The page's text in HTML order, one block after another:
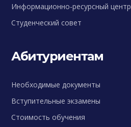
Информационно-ресурсный центр
Студенческий совет
Абитуриентам
Необходимые документы
Вступительные экзамены
Стоимость обучения